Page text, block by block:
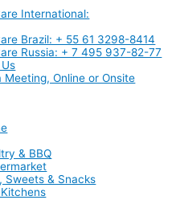
International:
Brazil: + 55 61 3298-8414
Russia: + 7 495 937-82-77
Online or Onsite
& BBQ
Sweets & Snacks